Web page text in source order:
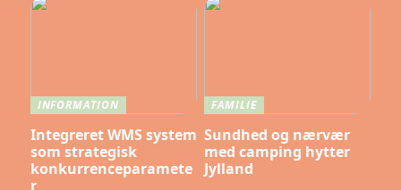
INFORMATION
Integreret WMS system
som strategisk
konkurrenceparamete
r
FAMILIE
Sundhed og nærvær
med camping hytter
Jylland